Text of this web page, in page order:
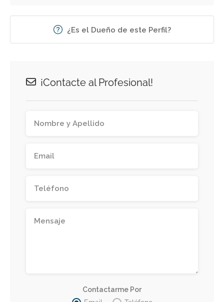
¿Es el Dueño de este Perfil?
¡Contacte al Profesional!
Contactarme Por